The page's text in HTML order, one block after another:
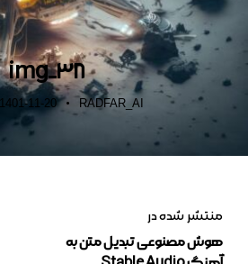
img_38
RADFAR_AI
1401-11-20
منتشر شده در
هوش مصنوعی تبدیل متن به